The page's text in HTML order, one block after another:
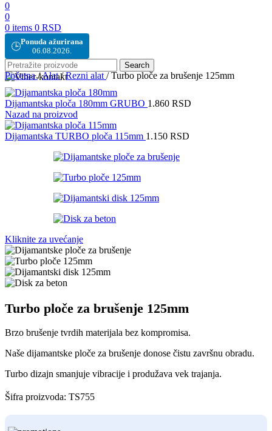
0
0
0 items 0 RSD
🕒Ponuda ažurirana
06.08.2026.
Search
Početna/Alat/ Rezni alat / Turbo ploče za brušenje 125mm
Dijamantska ploča 180mm GRUBO 1.860 RSD
Nazad na proizvod
Dijamantska TURBO ploča 115mm 1.150 RSD
Kliknite za uvećanje
Turbo ploče za brušenje 125mm
Brzo brušenje tvrdih materijala bez kompromisa.
Naše dijamantske ploče za brušenje donose čistu završnu obradu.
Turbo dizajn smanjuje vibracije i produžava vek trajanja.
Šifra proizvoda: TS755